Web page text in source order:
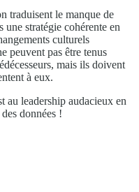
traduisent le manque de
stratégie cohérente en
culturels
peuvent pas être tenus
mais ils doivent
à eux.
au leadership audacieux en
données !